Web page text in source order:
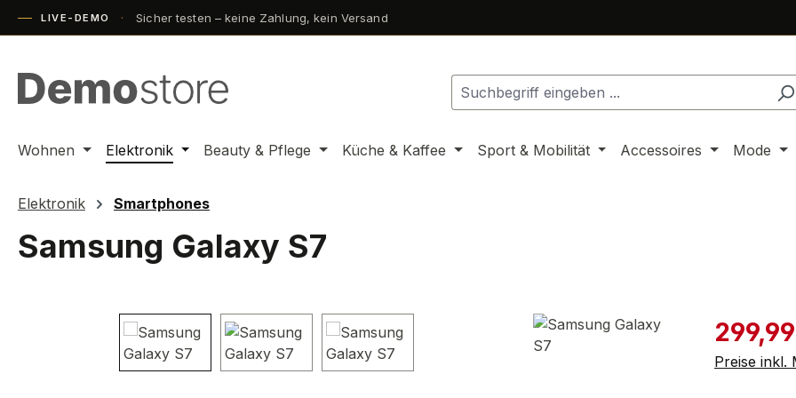
Hauptinhalt springen
Zur Suche springen
Zur Hauptnavigation springen
LIVE-DEMO Sicher testen – keine Zahlung, kein Versand
Wohnen Elektronik Beauty & Pflege Küche & Kaffee Sport & Mobilität Accessoires Mode
Elektronik Smartphones
Samsung Galaxy S7
Bildergalerie überspringen
Preise inkl.